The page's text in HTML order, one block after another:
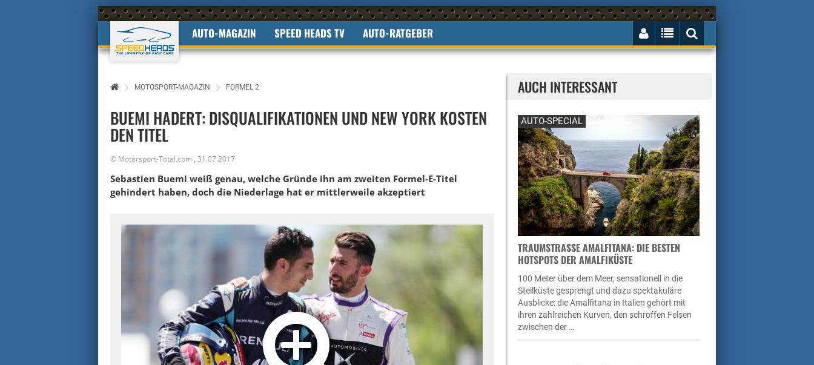
AUTO-MAGAZIN SPEED HEADS TV AUTO-RATGEBER
MOTOSPORT-MAGAZIN FORMEL 2
BUEMI HADERT: DISQUALIFIKATIONEN UND NEW YORK KOSTEN
DEN TITEL
© Motorsport-Total.com , 31.07.2017
Sebastien Buemi weiß genau, welche Gründe ihn am zweiten Formel-E-Titel
gehindert haben, doch die Niederlage hat er mittlerweile akzeptiert
AUCH INTERESSANT
AUTO-SPECIAL
TRAUMSTRASSE AMALFITANA: DIE BESTEN H
OTSPOTS DER AMALFIKÜSTE
100 Meter über dem Meer, sensationell in die
Steilküste gesprengt und dazu spektakuläre
Ausblicke: die Amalfitana in Italien gehört mit
ihren zahlreichen Kurven, den schroffen Felsen
zwischen der …